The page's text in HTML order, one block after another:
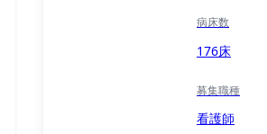
病床数
176床
募集職種
看護師